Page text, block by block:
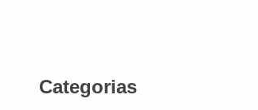
Categorias